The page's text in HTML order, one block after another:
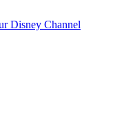
Disney Channel